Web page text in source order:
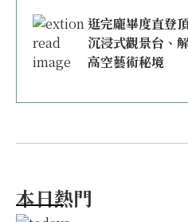
逛完龐畢度直登
沉浸式觀景台、
高空藝術秘境
本日熱門